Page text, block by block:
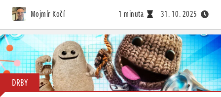
Mojmír Kočí 1 minuta 31. 10. 2025
DRBY